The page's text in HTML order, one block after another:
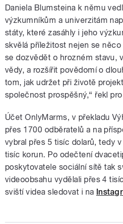
Daniela Blumsteina k němu
výzkumníkům a univerzitám
státy, které zasáhly i jeho
skvělá příležitost nejen se
se dozvědět o hrozném stavu,
vědy, a rozšířit povědomí o
tom, jak udržet při životě
společnost prospěšný,“ řekl pro
Účet OnlyMarms, v překladu
přes 1700 odběratelů a na
vybral přes 5 tisíc dolarů, tedy
tisíc korun. Po odečtení
poskytovatele sociální sítě tak
videoobsahu vydělali přes 4
sviští videa sledovat i na